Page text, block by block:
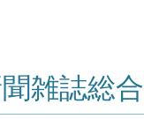
雑誌総